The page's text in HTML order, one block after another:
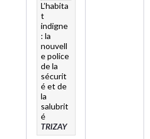
L’habita
t
indigne
: la
nouvell
e police
de la
sécurit
é et de
la
salubrit
é
TRIZAY